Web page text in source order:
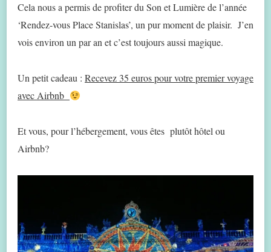
Cela nous a permis de profiter du Son et Lumière de l’année
‘Rendez-vous Place Stanislas’, un pur moment de plaisir. J’en
vois environ un par an et c’est toujours aussi magique.
Un petit cadeau : Recevez 35 euros pour votre premier voyage
avec Airbnb
Et vous, pour l’hébergement, vous êtes plutôt hôtel ou
Airbnb?